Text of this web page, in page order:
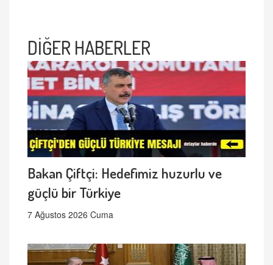
DİĞER HABERLER
Bakan Çiftçi: Hedefimiz huzurlu ve
güçlü bir Türkiye
7 Ağustos 2026 Cuma